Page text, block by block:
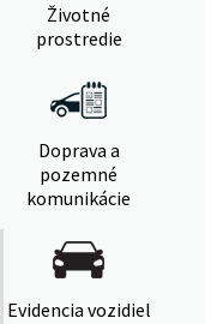
Životné
prostredie
Doprava a
pozemné
komunikácie
Evidencia vozidiel